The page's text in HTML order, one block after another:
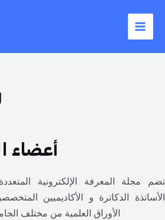
تضم مجلة المعرفة الإلكترونية
الأساتذة الدكاترة و الأكاديميين
الأوراق العلمية من مختلف